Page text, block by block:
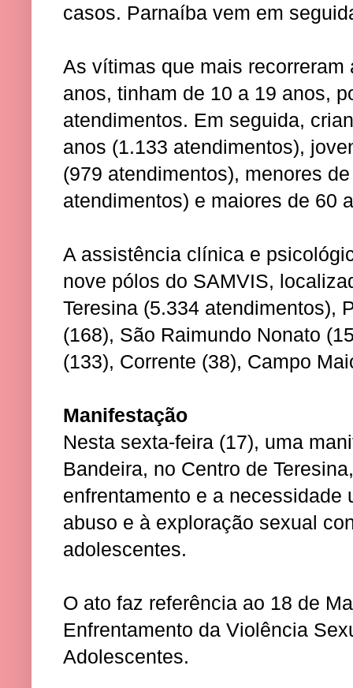
casos. Parnaíba vem em
As vítimas que mais
anos, tinham de 10 a 19 anos,
atendimentos. Em seguida,
anos (1.133 atendimentos),
(979 atendimentos), menores
atendimentos) e maiores de 60
A assistência clínica e
nove pólos do SAMVIS,
Teresina (5.334 atendimentos),
(168), São Raimundo Nonato
(133), Corrente (38), Campo
Manifestação
Nesta sexta-feira (17), uma
Bandeira, no Centro de
enfrentamento e a necessidade
abuso e à exploração sexual
adolescentes.
O ato faz referência ao 18 de
Enfrentamento da Violência
Adolescentes.